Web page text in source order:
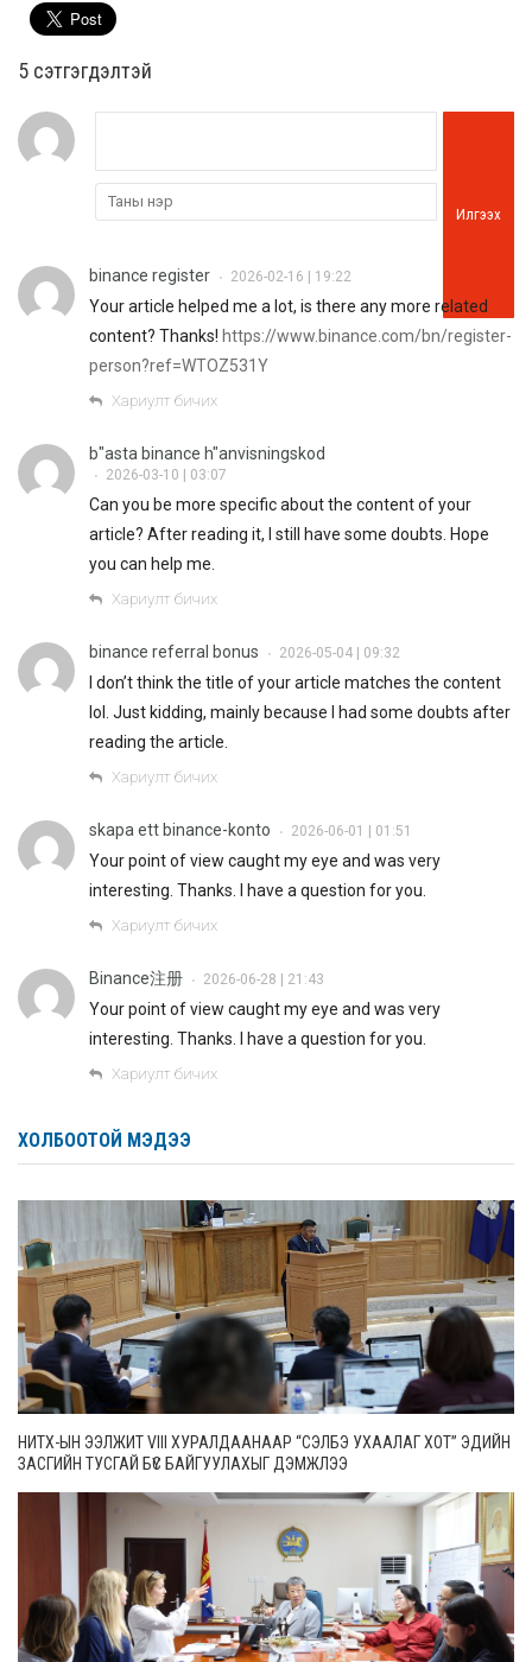
5 cэтгэгдэлтэй
Илгээх
binance register • 2026-02-16 | 19:22
Your article helped me a lot, is there any more related
content? Thanks! https://www.binance.com/bn/register-
person?ref=WTOZ531Y
Хариулт бичих
b"asta binance h"anvisningskod
• 2026-03-10 | 03:07
Can you be more specific about the content of your
article? After reading it, I still have some doubts. Hope
you can help me.
Хариулт бичих
binance referral bonus • 2026-05-04 | 09:32
I don’t think the title of your article matches the content
lol. Just kidding, mainly because I had some doubts after
reading the article.
Хариулт бичих
skapa ett binance-konto • 2026-06-01 | 01:51
Your point of view caught my eye and was very
interesting. Thanks. I have a question for you.
Хариулт бичих
Binance注册 • 2026-06-28 | 21:43
Your point of view caught my eye and was very
interesting. Thanks. I have a question for you.
Хариулт бичих
ХОЛБООТОЙ МЭДЭЭ
НИТХ-ЫН ЭЭЛЖИТ VIII ХУРАЛДААНААР “СЭЛБЭ УХААЛАГ ХОТ” ЭДИЙН
ЗАСГИЙН ТУСГАЙ БҮС БАЙГУУЛАХЫГ ДЭМЖЛЭЭ